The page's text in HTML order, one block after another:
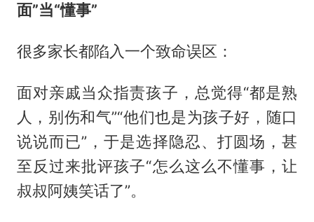
面”当“懂事”
很多家长都陷入一个致命误区：
面对亲戚当众指责孩子，总觉得“都是熟
人，别伤和气”“他们也是为孩子好，随口
说说而已”，于是选择隐忍、打圆场，甚
至反过来批评孩子“怎么这么不懂事，让
叔叔阿姨笑话了”。